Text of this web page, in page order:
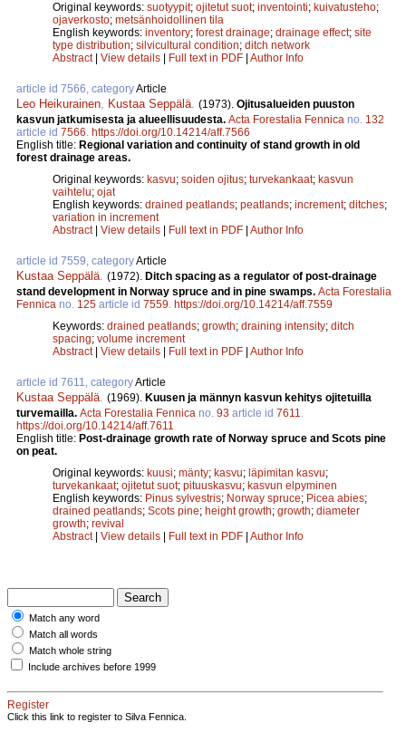
Original keywords: suotyypit; ojitetut suot; inventointi; kuivatusteho;
ojaverkosto; metsänhoidollinen tila
English keywords: inventory; forest drainage; drainage effect; site
type distribution; silvicultural condition; ditch network
Abstract| View details Full text in PDF Author Info
article id 7566, categoryArticle
Leo Heikurainen, Kustaa Seppälä. (1973). Ojitusalueiden puuston
kasvun jatkumisesta ja alueellisuudesta. Acta Forestalia Fennica no. 132
article id 7566. https://doi.org/10.14214/aff.7566
English title: Regional variation and continuity of stand growth in old
forest drainage areas.
Original keywords: kasvu; soiden ojitus; turvekankaat; kasvun
vaihtelu; ojat
English keywords: drained peatlands; peatlands; increment; ditches;
variation in increment
Abstract| View details Full text in PDF Author Info
article id 7559, categoryArticle
Kustaa Seppälä. (1972). Ditch spacing as a regulator of post-drainage
stand development in Norway spruce and in pine swamps. Acta Forestalia
Fennica no. 125 article id 7559. https://doi.org/10.14214/aff.7559
Keywords: drained peatlands; growth; draining intensity; ditch
spacing; volume increment
Abstract| View details Full text in PDF Author Info
article id 7611, categoryArticle
Kustaa Seppälä. (1969). Kuusen ja männyn kasvun kehitys ojitetuilla
turvemailla. Acta Forestalia Fennica no. 93 article id 7611.
https://doi.org/10.14214/aff.7611
English title: Post-drainage growth rate of Norway spruce and Scots pine
on peat.
Original keywords: kuusi; mänty; kasvu; läpimitan kasvu;
turvekankaat; ojitetut suot; pituuskasvu; kasvun elpyminen
English keywords: Pinus sylvestris; Norway spruce; Picea abies;
drained peatlands; Scots pine; height growth; growth; diameter
growth; revival
Abstract| View details Full text in PDF Author Info
Match any word
Match all words
Match whole string
Include archives before 1999
Register
Click this link to register to Silva Fennica.